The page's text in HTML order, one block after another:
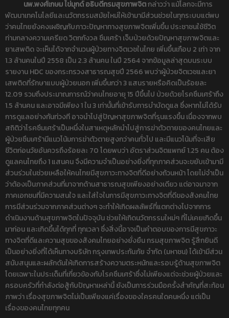
นพ.พงศ์เกษม ไข่มุกด์ อธิบดีกรมสุขภาพจิตกล่าวว่า แม้โลกจะมีการ
พัฒนาเทคโนโลยีและนวัตกรรมสมัยใหม่ให้เข้ามามีส่วนช่วยในทุกระบบแต่พบ
ว่าคนไทยยังคงเผชิญกับภาวะปัญหาทางสุขภาพจิตเพิ่มขึ้น ประชาชนใช้ชีวิต
ท่ามกลางความเครียด วิตกกังวล ซึมเศร้า เจ็บป่วยด้วยปัญหาสุขภาพจิตและ
ยาเสพติด จะเห็นได้จากจำนวนผู้ป่วยทางจิตเวชในไทย เพิ่มขึ้นเกือบ 2 เท่า จาก
1.3 ล้านคนในปี 2558 เป็น 2.3 ล้านคน ในปี 2564 จากข้อมูลล่าสุดบนระบบ
รายงาน HDC ของกระทรวงสาธารณสุขปี 2566 พบว่าผู้ป่วยจิตเวชและยา
เสพติดที่รักษาแบบผู้ป่วยนอก เพิ่มขึ้นกว่า 3 แสนรายหรือคิดเป็นร้อยละ
12.09 รวมถึงประมาณการณ์ว่าคนไทยอายุ 15 ปีขึ้นไป ป่วยด้วยโรคซึมเศร้าถึง
1.5 ล้านคน และอาจมีเพียง 1 ใน 3 เท่านั้นที่เข้ารับการบำบัดดูแล ซึ่งหากไม่ได้รับ
การดูแลอย่างทันท่วงที อาจนำไปสู่ปัญหาสุขภาพจิตที่รุนแรงขึ้น เนื่องจากพบ
สถิติว่าโรคซึมเศร้าเป็นหนึ่งในสาเหตุหลักนำไปสู่การฆ่าตัวตายของคนไทยและ
ผู้ป่วยซึมเศร้ามีแนวโน้มการฆ่าตัวตายสูงกว่าคนทั่วไป และมีแนวโน้มที่จะเสีย
ชีวิตก่อนวัยอันควรถึงร้อยละ 70 โดยพบว่า อัตราส่วนจิตแพทย์ 1.25 คน ต้อง
ดูแลคนไทยถึง 1 แสนคน จึงมีความจำเป็นอย่างยิ่งที่ทุกภาคส่วนจะขยับเข้ามามี
ส่วนร่วมในช่วยเหลือให้คนไทยมีสุขภาวะทางจิตที่ดีอย่างถ้วนหน้า โดยไม่จำเป็น
ว่าต้องเป็นภาคส่วนที่มาจากด้านสาธารณสุขเพียงอย่างเดียว แต่อาจมาจาก
ภาคเอกชนที่มีความสนใจ และใส่ใจในการมีสุขภาวะทางจิตที่ดีของสังคมไทย
การมีส่วนร่วมจากภาคส่วนต่างๆ จะทำให้เกิดผลลัพธ์ที่แตกต่างไปจากการ
ดำเนินงานด้านสุขภาพจิตในปัจจุบัน ช่วยให้เกิดนวัตกรรมใหม่ๆ ที่ไม่เคยเกิดขึ้น
มาก่อน และเกิดขึ้นได้ทุกที่ ทุกเวลา ซึ่งสิ่งนี้อาจเป็นคำตอบของการมีสุขภาวะ
ทางจิตที่ดีและความสุขของสังคมไทยอย่างยั่งยืน กรมสุขภาพจิต รู้สึกยินดี
เป็นอย่างยิ่งที่ได้เห็นทางบริษัท กรุงเทพประกันภัย จำกัด (มหาชน) ได้เข้ามีส่วน
สนับสนุนและผลักดันให้เกิดการสร้างความตระหนักและรอบรู้ด้านสุขภาพจิต
โดยเฉพาะในประเด็นที่เกี่ยวข้องกับโรคซึมเศร้าซึ่งไม่เพียงแต่จะช่วยผู้ป่วยและ
ครอบครัวที่กำลังต่อสู้กับปัญหาเหล่านี้ ยังเป็นการร่วมมือครั้งสำคัญที่สะท้อน
ภาพว่า เรื่องสุขภาพจิตไม่เป็นเพียงแค่เรื่องของใครคนใดคนหนึ่ง แต่เป็น
เรื่องของคนไทยทุกคน